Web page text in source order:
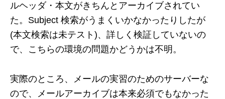
ルヘッダ・本文がきちんとアーカイブされてい
た。Subject 検索がうまくいかなかったりしたが
(本文検索は未テスト)、詳しく検証していないの
で、こちらの環境の問題かどうかは不明。
実際のところ、メールの実習のためのサーバーな
ので、メールアーカイブは本来必須でもなかった